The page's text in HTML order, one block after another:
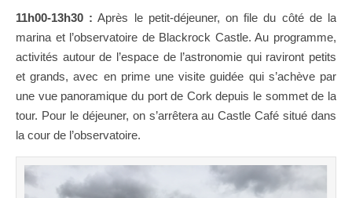
11h00-13h30 : Après le petit-déjeuner, on file du côté de la
marina et l’observatoire de Blackrock Castle. Au programme,
activités autour de l’espace de l’astronomie qui raviront petits
et grands, avec en prime une visite guidée qui s’achève par
une vue panoramique du port de Cork depuis le sommet de la
tour. Pour le déjeuner, on s’arrêtera au Castle Café situé dans
la cour de l’observatoire.